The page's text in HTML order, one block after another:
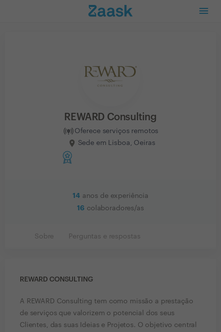
REWARD Consulting
Oferece serviços remotos
Sede em Lisboa, Oeiras
14 anos de experiência
16 colaboradores/as
Sobre Perguntas e respostas
REWARD CONSULTING
A REWARD Consulting tem como missão a prestação
de serviços que valorizem o potencial dos seus
Clientes, das suas Ideias e Projetos. O objetivo central